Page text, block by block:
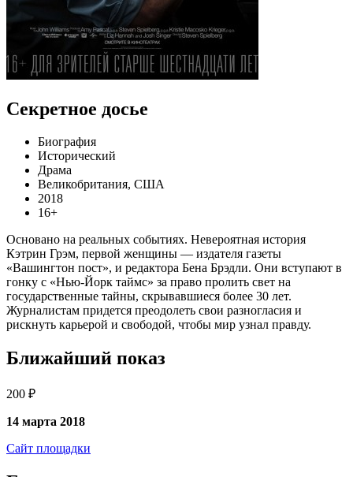
Секретное досье
Биография
Исторический
Драма
Великобритания, США
2018
16+
Основано на реальных событиях. Невероятная история
Кэтрин Грэм, первой женщины — издателя газеты
«Вашингтон пост», и редактора Бена Брэдли. Они вступают в
гонку с «Нью-Йорк таймс» за право пролить свет на
государственные тайны, скрывавшиеся более 30 лет.
Журналистам придется преодолеть свои разногласия и
рискнуть карьерой и свободой, чтобы мир узнал правду.
Ближайший показ
200 ₽
14 марта 2018
Сайт площадки